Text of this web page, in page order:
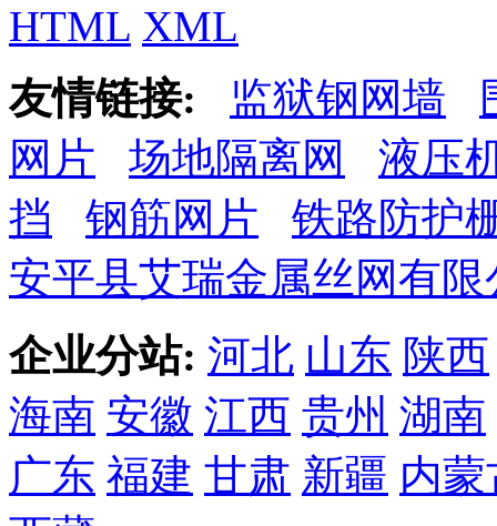
HTML XML
友情链接:
监狱钢网墙
网片
场地隔离网
液压
挡
钢筋网片
铁路防护
安平县艾瑞金属丝网有限
企业分站: 河北 山东 陕西
海南 安徽 江西 贵州 湖南
广东 福建 甘肃 新疆 内蒙